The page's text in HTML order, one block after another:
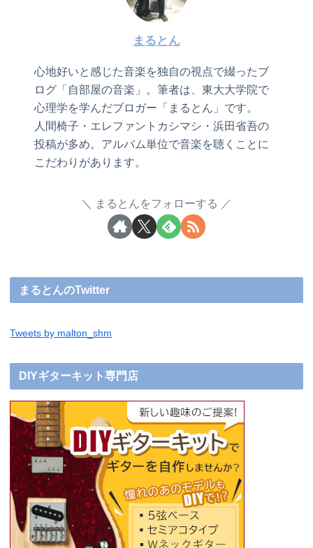
まるとん
心地好いと感じた音楽を独自の視点で綴ったブ
ログ「自部屋の音楽」。筆者は、東大大学院で
心理学を学んだブロガー「まるとん」です。
人間椅子・エレファントカシマシ・浜田省吾の
投稿が多め。アルバム単位で音楽を聴くことに
こだわりがあります。
まるとんをフォローする
まるとんのTwitter
Tweets by malton_shm
DIYギターキット専門店